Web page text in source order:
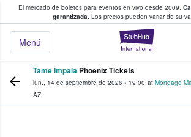
El mercado de boletos para eventos en vivo desde 2009.
garantizada. Los precios pueden variar de su
Menú
fans compran y venden
Tame Impala Phoenix Tickets
lun., 14 de septiembre de 2026 • 19:00 at Mortgage
AZ